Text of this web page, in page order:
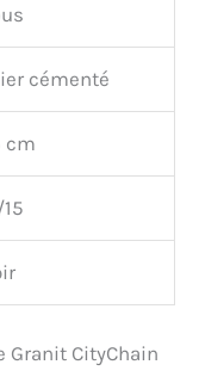
cémenté
cm
Granit CityChain